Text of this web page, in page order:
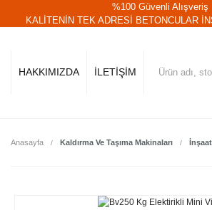
%100 Güvenli Alışveriş
KALİTENİN TEK ADRESİ BETONCULAR
HAKKIMIZDA İLETİŞİM
Anasayfa Kaldırma Ve Taşıma Makinaları